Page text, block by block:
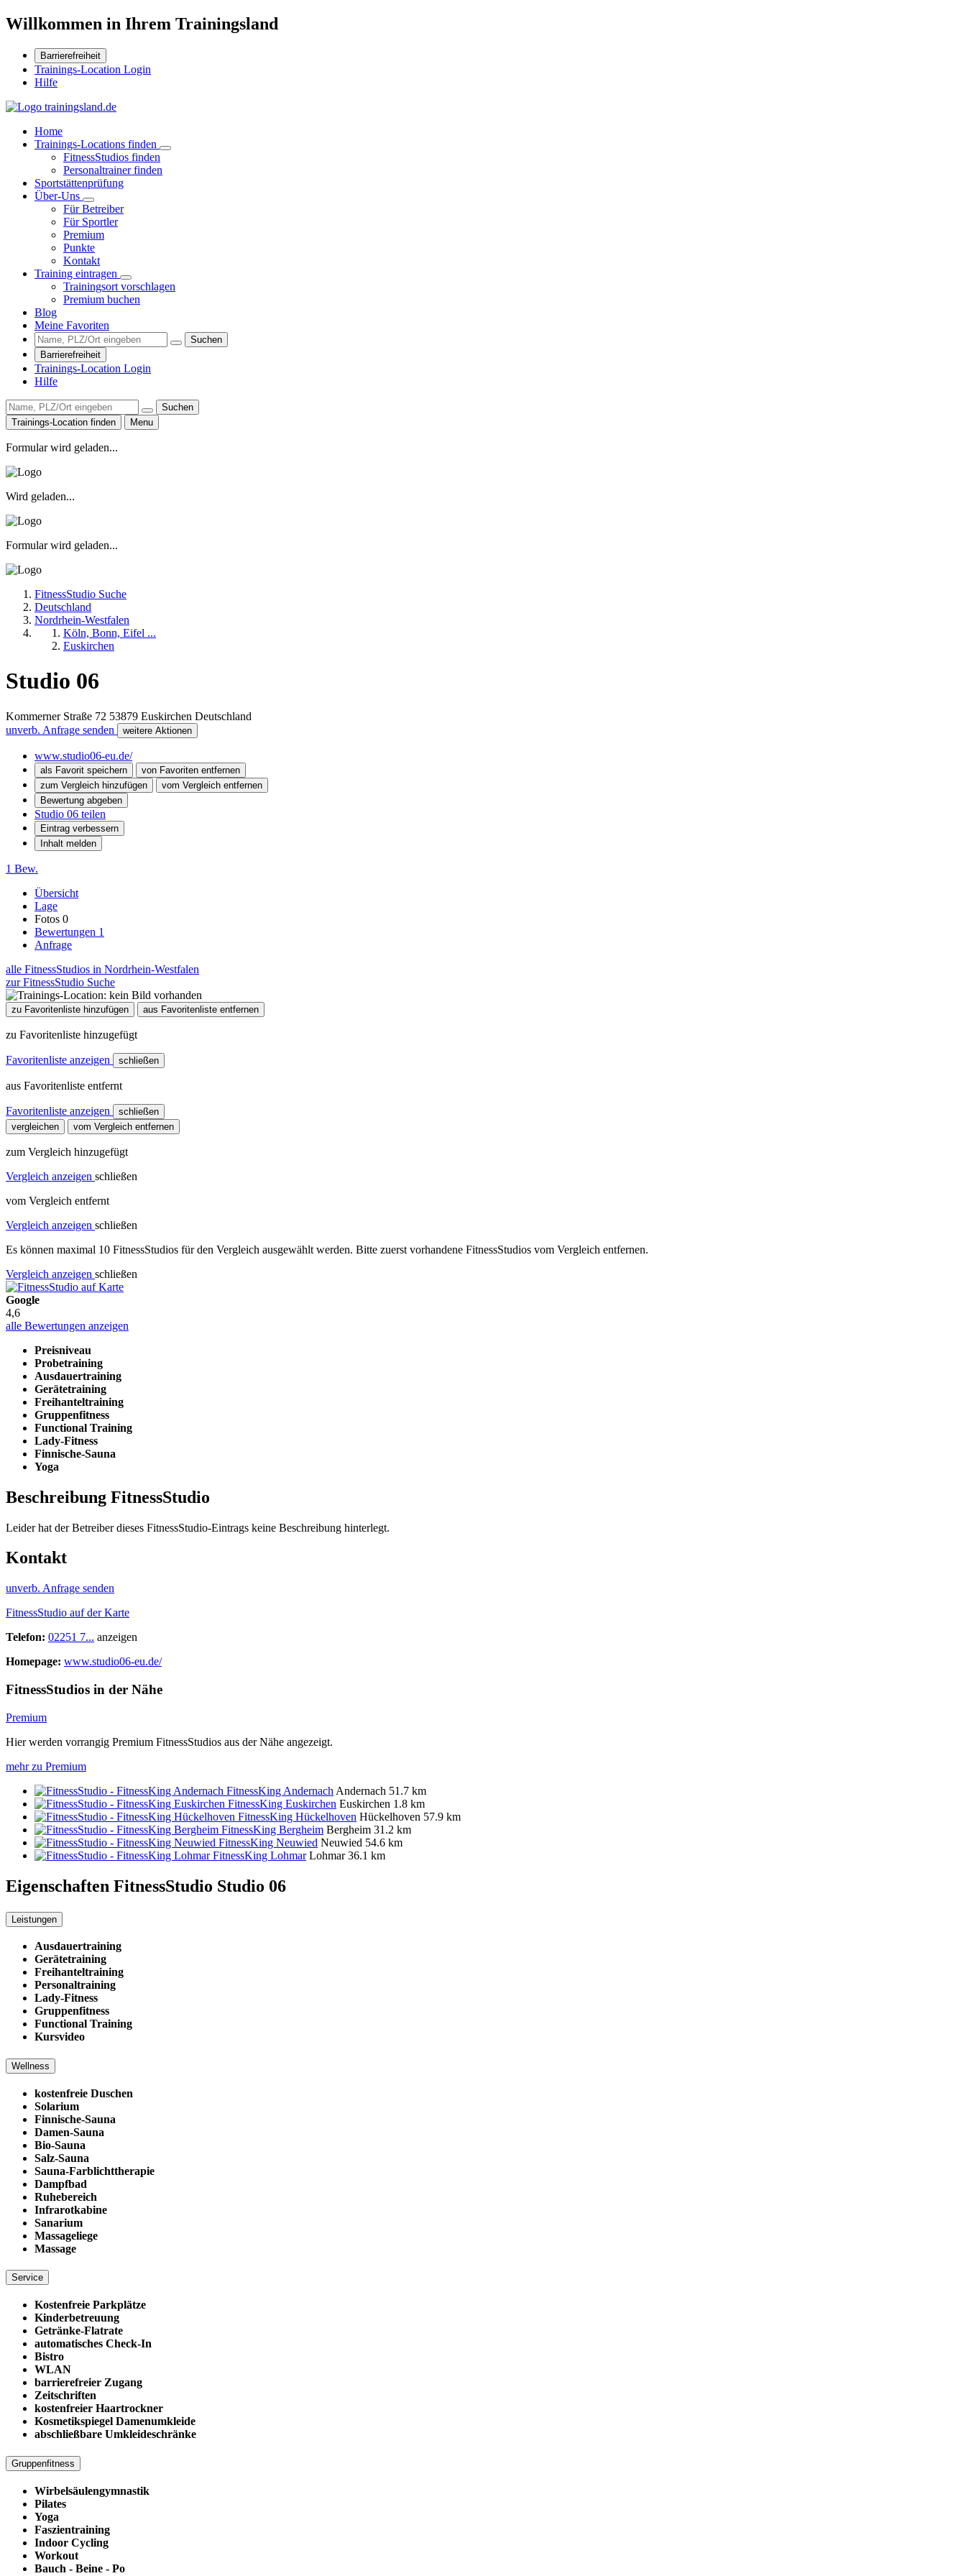
Willkommen in Ihrem Trainingsland
Barrierefreiheit
Trainings-Location Login
Hilfe
Home
Trainings-Locations finden
FitnessStudios finden
Personaltrainer finden
Sportstättenprüfung
Über-Uns
Für Betreiber
Für Sportler
Premium
Punkte
Kontakt
Training eintragen
Trainingsort vorschlagen
Premium buchen
Blog
Meine Favoriten
Suchen
Barrierefreiheit
Trainings-Location Login
Hilfe
Suchen
Trainings-Location finden
Menu
Formular wird geladen...
Wird geladen...
Formular wird geladen...
FitnessStudio Suche
Deutschland
Nordrhein-Westfalen
Köln, Bonn, Eifel ...
Euskirchen
Studio 06
Kommerner Straße 72 53879 Euskirchen Deutschland
unverb. Anfrage senden
weitere Aktionen
www.studio06-eu.de/
als Favorit speichern
von Favoriten entfernen
zum Vergleich hinzufügen
vom Vergleich entfernen
Bewertung abgeben
Studio 06 teilen
Eintrag verbessern
Inhalt melden
1 Bew.
Übersicht
Lage
Fotos 0
Bewertungen 1
Anfrage
alle FitnessStudios in Nordrhein-Westfalen
zur FitnessStudio Suche
zu Favoritenliste hinzufügen aus Favoritenliste entfernen
zu Favoritenliste hinzugefügt
Favoritenliste anzeigen schließen
aus Favoritenliste entfernt
Favoritenliste anzeigen
schließen
vergleichen
vom Vergleich entfernen
zum Vergleich hinzugefügt
Vergleich anzeigen schließen
vom Vergleich entfernt
Vergleich anzeigen schließen
Es können maximal 10 FitnessStudios für den Vergleich ausgewählt werden. Bitte zuerst vorhandene FitnessStudios vom Vergleich entfernen.
Vergleich anzeigen schließen
Google
4,6
alle Bewertungen anzeigen
Preisniveau
Probetraining
Ausdauertraining
Gerätetraining
Freihanteltraining
Gruppenfitness
Functional Training
Lady-Fitness
Finnische-Sauna
Yoga
Beschreibung FitnessStudio
Leider hat der Betreiber dieses FitnessStudio-Eintrags keine Beschreibung hinterlegt.
Kontakt
unverb. Anfrage senden
FitnessStudio auf der Karte
Telefon: 02251 7... anzeigen
Homepage: www.studio06-eu.de/
FitnessStudios in der Nähe
Premium
Hier werden vorrangig Premium FitnessStudios aus der Nähe angezeigt.
mehr zu Premium
FitnessKing Andernach Andernach 51.7 km
FitnessKing Euskirchen Euskirchen 1.8 km
FitnessKing Hückelhoven Hückelhoven 57.9 km
FitnessKing Bergheim Bergheim 31.2 km
FitnessKing Neuwied Neuwied 54.6 km
FitnessKing Lohmar Lohmar 36.1 km
Eigenschaften FitnessStudio Studio 06
Leistungen
Ausdauertraining
Gerätetraining
Freihanteltraining
Personaltraining
Lady-Fitness
Gruppenfitness
Functional Training
Kursvideo
Wellness
kostenfreie Duschen
Solarium
Finnische-Sauna
Damen-Sauna
Bio-Sauna
Salz-Sauna
Sauna-Farblichttherapie
Dampfbad
Ruhebereich
Infrarotkabine
Sanarium
Massageliege
Massage
Service
Kostenfreie Parkplätze
Kinderbetreuung
Getränke-Flatrate
automatisches Check-In
Bistro
WLAN
barrierefreier Zugang
Zeitschriften
kostenfreier Haartrockner
Kosmetikspiegel Damenumkleide
abschließbare Umkleideschränke
Gruppenfitness
Wirbelsäulengymnastik
Pilates
Yoga
Faszientraining
Indoor Cycling
Workout
Bauch - Beine - Po